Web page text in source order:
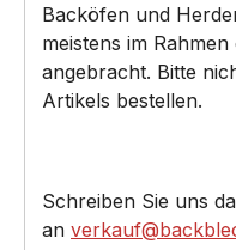
Backöfen und
meistens im
angebracht. Bitte
Artikels bestellen.
Schreiben Sie uns
an